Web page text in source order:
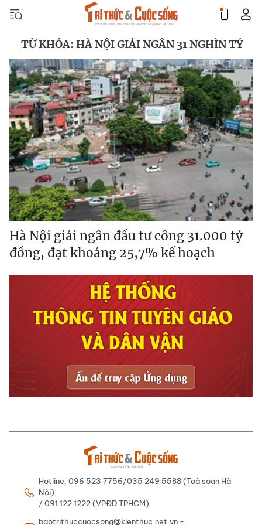
TỪ KHÓA: HÀ NỘI GIẢI NGÂN 31 NGHÌN TỶ
Hà Nội giải ngân đầu tư công 31.000 tỷ
đồng, đạt khoảng 25,7% kế hoạch
Hotline: 096 523 7756/035 249 5588 (Toà soạn Hà
Nội)
/ 091 122 1222 (VPĐD TPHCM)
baotrithuccuocsong@kienthuc.net.vn -